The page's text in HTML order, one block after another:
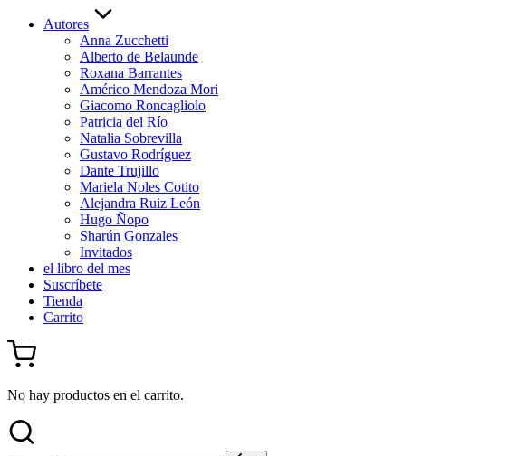
Autores
Anna Zucchetti
Alberto de Belaunde
Roxana Barrantes
Américo Mendoza Mori
Giacomo Roncagliolo
Patricia del Río
Natalia Sobrevilla
Gustavo Rodríguez
Dante Trujillo
Mariela Noles Cotito
Alejandra Ruiz León
Hugo Ñopo
Sharún Gonzales
Invitados
el libro del mes
Suscríbete
Tienda
Carrito
No hay productos en el carrito.